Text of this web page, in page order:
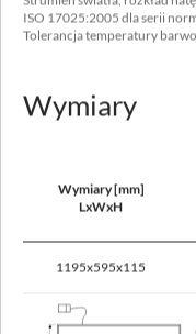
ISO 17025:2005 dla serii
Tolerancja temperatury
Wymiary
Wymiary [mm]
LxWxH
1195x595x115
Dane elektryczne
220-240V 50/60Hz
40 - 80